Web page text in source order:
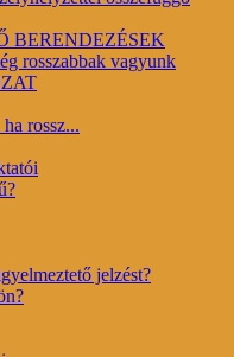
BERENDEZÉSEK
rosszabbak vagyunk
rossz...
jelzést?